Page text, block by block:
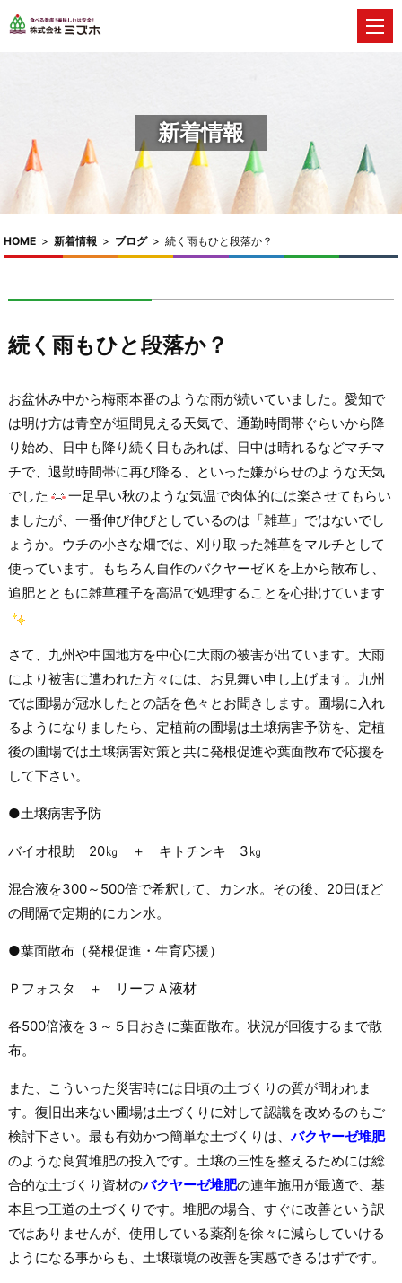
新着情報
HOME > 新着情報 > ブログ> 続く雨もひと段落か？
続く雨もひと段落か？
お盆休み中から梅雨本番のような雨が続いていました。愛知で
は明け方は青空が垣間見える天気で、通勤時間帯ぐらいから降
り始め、日中も降り続く日もあれば、日中は晴れるなどマチマ
チで、退勤時間帯に再び降る、といった嫌がらせのような天気
でした
一足早い秋のような気温で肉体的には楽させてもらい
ましたが、一番伸び伸びとしているのは「雑草」ではないでし
ょうか。ウチの小さな畑では、刈り取った雑草をマルチとして
使っています。もちろん自作のバクヤーゼＫを上から散布し、
追肥とともに雑草種子を高温で処理することを心掛けています
さて、九州や中国地方を中心に大雨の被害が出ています。大雨
により被害に遭われた方々には、お見舞い申し上げます。九州
では圃場が冠水したとの話を色々とお聞きします。圃場に入れ
るようになりましたら、定植前の圃場は土壌病害予防を、定植
後の圃場では土壌病害対策と共に発根促進や葉面散布で応援を
して下さい。
●土壌病害予防
バイオ根助 20㎏ ＋ キトチンキ 3㎏
混合液を300～500倍で希釈して、カン水。その後、20日ほど
の間隔で定期的にカン水。
●葉面散布（発根促進・生育応援）
Ｐフォスタ ＋ リーフＡ液材
各500倍液を３～５日おきに葉面散布。状況が回復するまで散
布。
また、こういった災害時には日頃の土づくりの質が問われま
す。復旧出来ない圃場は土づくりに対して認識を改めるのもご
検討下さい。最も有効かつ簡単な土づくりは、バクヤーゼ堆肥
のような良質堆肥の投入です。土壌の三性を整えるためには総
合的な土づくり資材のバクヤーゼ堆肥の連年施用が最適で、基
本且つ王道の土づくりです。堆肥の場合、すぐに改善という訳
ではありませんが、使用している薬剤を徐々に減らしていける
ようになる事からも、土壌環境の改善を実感できるはずです。